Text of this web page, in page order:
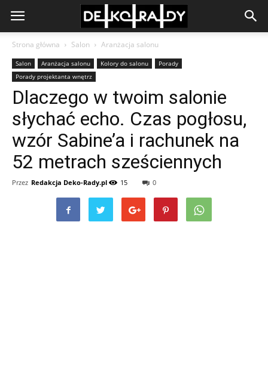
Strona główna Salon Aranżacja salonu
Salon Aranżacja salonu Kolory do salonu
Porady
Porady projektanta wnętrz
Dlaczego w twoim salonie
słychać echo. Czas pogłosu,
wzór Sabine’a i rachunek na
52 metrach sześciennych
Przez Redakcja Deko-Rady.pl 15 0